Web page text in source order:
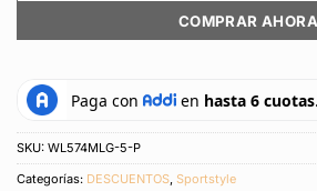
COMPRAR AHORA
SKU: WL574MLG-5-P
Categorías: DESCUENTOS, Sportstyle